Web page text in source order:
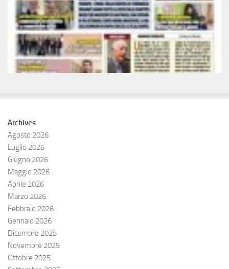
Archives
Agosto 2026
Luglio 2026
Giugno 2026
Maggio 2026
Aprile 2026
Marzo 2026
Febbraio 2026
Gennaio 2026
Dicembre 2025
Novembre 2025
Ottobre 2025